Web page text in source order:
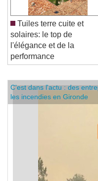
Tuiles terre cuite et
solaires: le top de
l'élégance et de la
performance
C'est dans l'actu : des
les incendies en Gironde